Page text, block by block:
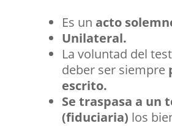
Es un acto
Unilateral.
La voluntad del
deber ser siempre
escrito.
Se traspasa a un
(fiduciaria) los